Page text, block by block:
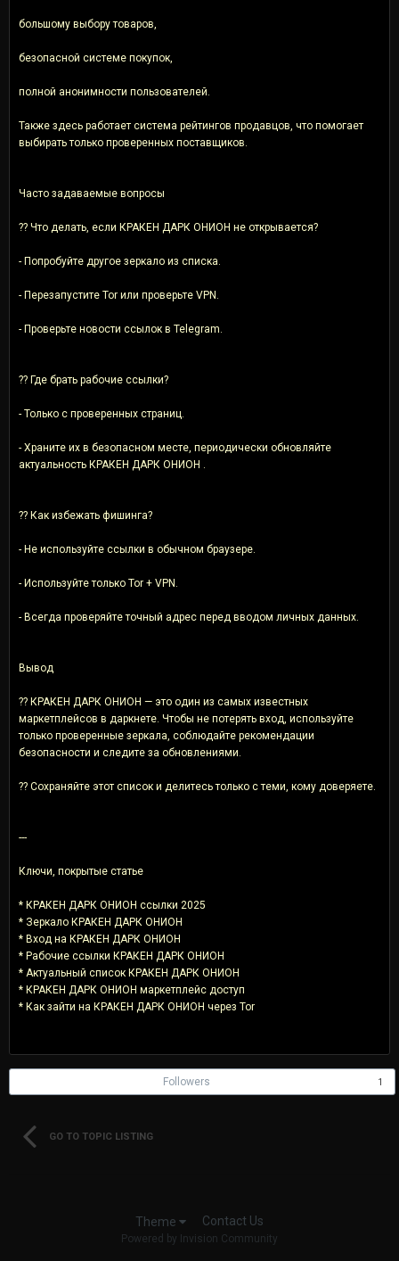
большому выбору товаров,
безопасной системе покупок,
полной анонимности пользователей.
Также здесь работает система рейтингов продавцов, что помогает
выбирать только проверенных поставщиков.
Часто задаваемые вопросы
?? Что делать, если КРАКЕН ДАРК ОНИОН не открывается?
- Попробуйте другое зеркало из списка.
- Перезапустите Tor или проверьте VPN.
- Проверьте новости ссылок в Telegram.
?? Где брать рабочие ссылки?
- Только с проверенных страниц.
- Храните их в безопасном месте, периодически обновляйте
актуальность КРАКЕН ДАРК ОНИОН .
?? Как избежать фишинга?
- Не используйте ссылки в обычном браузере.
- Используйте только Tor + VPN.
- Всегда проверяйте точный адрес перед вводом личных данных.
Вывод
?? КРАКЕН ДАРК ОНИОН — это один из самых известных
маркетплейсов в даркнете. Чтобы не потерять вход, используйте
только проверенные зеркала, соблюдайте рекомендации
безопасности и следите за обновлениями.
?? Сохраняйте этот список и делитесь только с теми, кому доверяете.
---
Ключи, покрытые статье
* КРАКЕН ДАРК ОНИОН ссылки 2025
* Зеркало КРАКЕН ДАРК ОНИОН
* Вход на КРАКЕН ДАРК ОНИОН
* Рабочие ссылки КРАКЕН ДАРК ОНИОН
* Актуальный список КРАКЕН ДАРК ОНИОН
* КРАКЕН ДАРК ОНИОН маркетплейс доступ
* Как зайти на КРАКЕН ДАРК ОНИОН через Tor
Followers 1
GO TO TOPIC LISTING
Theme Contact Us
Powered by Invision Community